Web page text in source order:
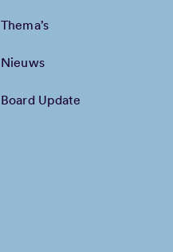
Thema’s
Nieuws
Board Update